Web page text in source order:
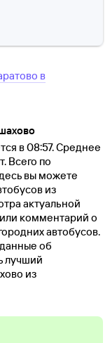
в
в 08:57. Среднее
Всего по
вы можете
из
актуальной
комментарий о
автобусов.
об
лучший
из